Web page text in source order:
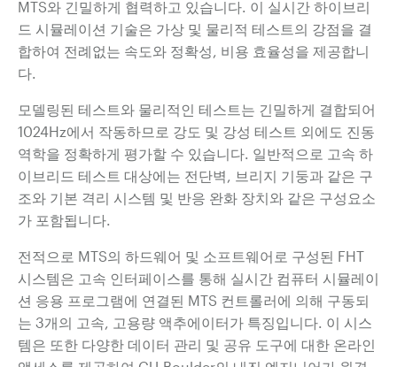
MTS와 긴밀하게 협력하고 있습니다. 이 실시간 하이브리
드 시뮬레이션 기술은 가상 및 물리적 테스트의 강점을 결
합하여 전례없는 속도와 정확성, 비용 효율성을 제공합니
다.
모델링된 테스트와 물리적인 테스트는 긴밀하게 결합되어
1024Hz에서 작동하므로 강도 및 강성 테스트 외에도 진동
역학을 정확하게 평가할 수 있습니다. 일반적으로 고속 하
이브리드 테스트 대상에는 전단벽, 브리지 기둥과 같은 구
조와 기본 격리 시스템 및 반응 완화 장치와 같은 구성요소
가 포함됩니다.
전적으로 MTS의 하드웨어 및 소프트웨어로 구성된 FHT
시스템은 고속 인터페이스를 통해 실시간 컴퓨터 시뮬레이
션 응용 프로그램에 연결된 MTS 컨트롤러에 의해 구동되
는 3개의 고속, 고용량 액추에이터가 특징입니다. 이 시스
템은 또한 다양한 데이터 관리 및 공유 도구에 대한 온라인